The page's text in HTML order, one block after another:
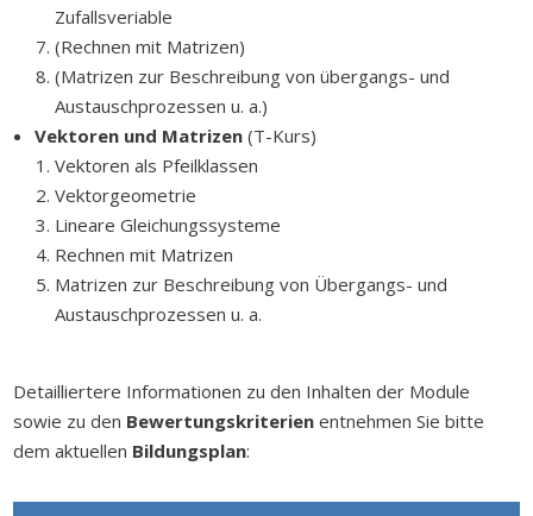
Zufallsveriable
(Rechnen mit Matrizen)
(Matrizen zur Beschreibung von übergangs- und
Austauschprozessen u. a.)
Vektoren und Matrizen(T-Kurs)
Vektoren als Pfeilklassen
Vektorgeometrie
Lineare Gleichungssysteme
Rechnen mit Matrizen
Matrizen zur Beschreibung von Übergangs- und
Austauschprozessen u. a.
Detailliertere Informationen zu den Inhalten der Module
sowie zu den Bewertungskriterien entnehmen Sie bitte
dem aktuellen Bildungsplan: